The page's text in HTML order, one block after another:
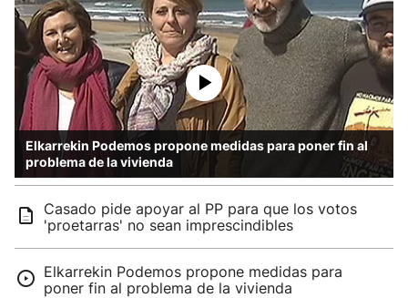
Elkarrekin Podemos propone medidas para poner fin al
problema de la vivienda
Casado pide apoyar al PP para que los votos
'proetarras' no sean imprescindibles
Elkarrekin Podemos propone medidas para
poner fin al problema de la vivienda